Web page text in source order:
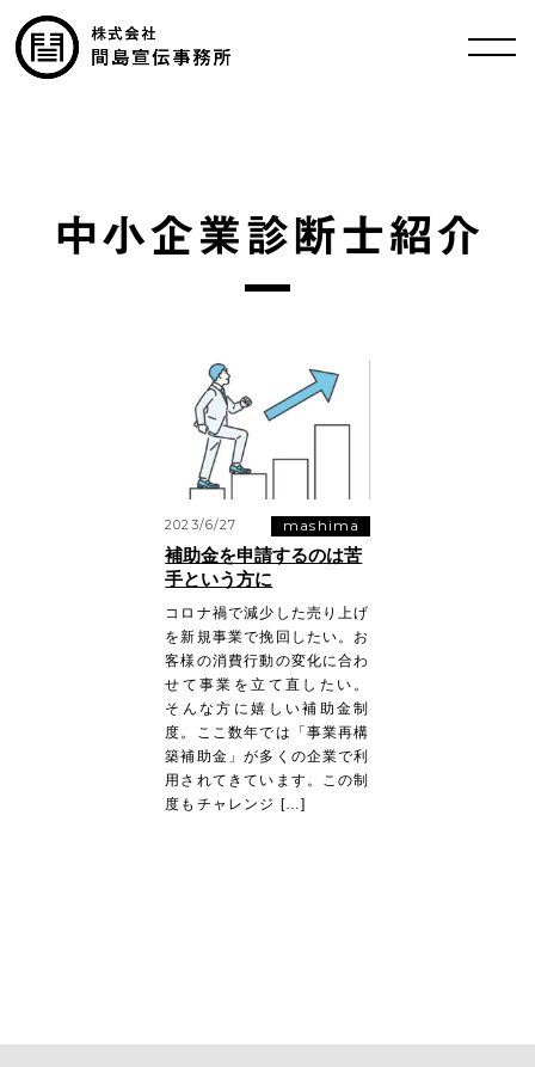
中小企業診断士紹介
2023/6/27 mashima
補助金を申請するのは苦
手という方に
コロナ禍で減少した売り上げ
を新規事業で挽回したい。お
客様の消費行動の変化に合わ
せて事業を立て直したい。
そんな方に嬉しい補助金制
度。ここ数年では「事業再構
築補助金」が多くの企業で利
用されてきています。この制
度もチャレンジ […]